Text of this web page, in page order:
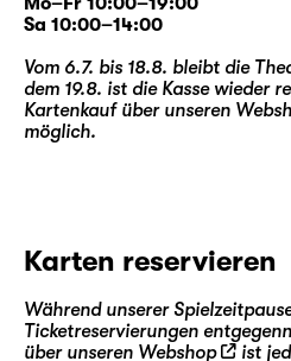
Sa 10:00–14:00
Vom 6.7. bis 18.8. bleibt die
dem 19.8. ist die Kasse wieder
Kartenkauf über unseren
möglich.
Karten reservieren
Während unserer
Ticketreservierungen
über unseren Webshop ist